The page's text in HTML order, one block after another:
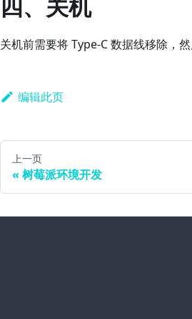
关机前需要将 Type-C 数据线移除，然
编辑此页
上一页
树莓派环境开发